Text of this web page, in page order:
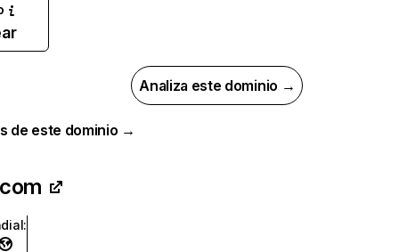
Analiza este dominio →
de este dominio →
: